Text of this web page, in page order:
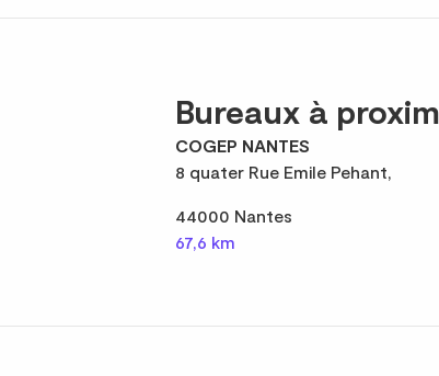
Bureaux à
COGEP NANTES
8 quater Rue Emile Pehant,
44000 Nantes
67,6 km